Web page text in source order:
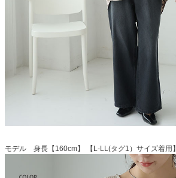
モデル 身長【160cm】 【L-LL(タグ1）サイズ着用】